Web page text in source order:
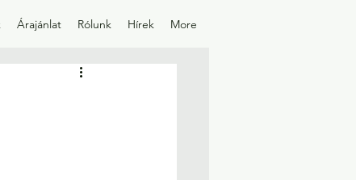
Árajánlat Rólunk Hírek More